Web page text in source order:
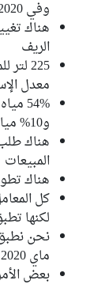
وفي 2020 نسبة ارتفعت ب-831%
هناك
الريف
225
معدل
و10% مياه طاولة و30% مياه مصدر
هناك
المبيعات
هناك
كل
لكنها
ماي 2020
بعض